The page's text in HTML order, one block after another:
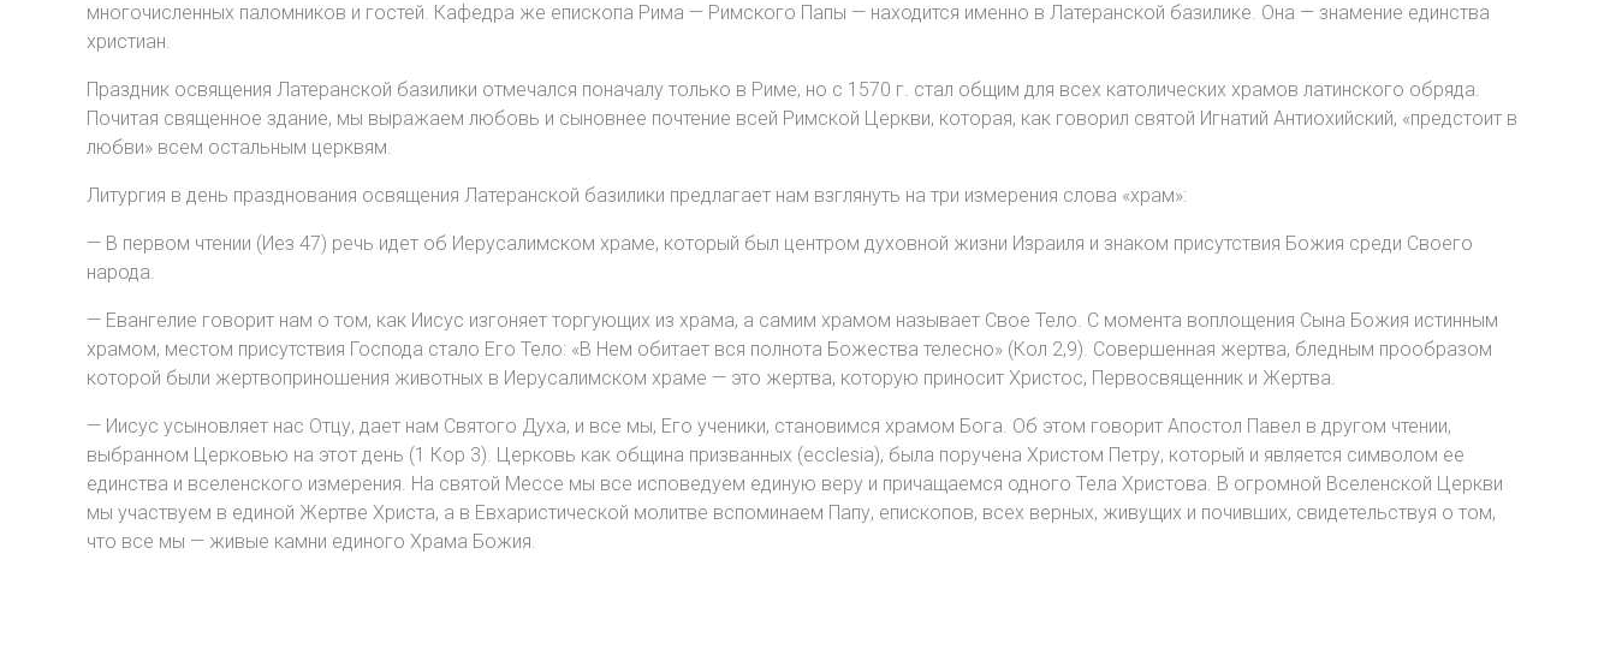
многочисленных паломников и гостей. Кафедра же епископа Рима — Римского Папы — находится именно в Латеранской базилике. Она — знамение единства
христиан.
Праздник освящения Латеранской базилики отмечался поначалу только в Риме, но с 1570 г. стал общим для всех католических храмов латинского обряда.
Почитая священное здание, мы выражаем любовь и сыновнее почтение всей Римской Церкви, которая, как говорил святой Игнатий Антиохийский, «предстоит в
любви» всем остальным церквям.
Литургия в день празднования освящения Латеранской базилики предлагает нам взглянуть на три измерения слова «храм»:
— В первом чтении (Иез 47) речь идет об Иерусалимском храме, который был центром духовной жизни Израиля и знаком присутствия Божия среди Своего
народа.
— Евангелие говорит нам о том, как Иисус изгоняет торгующих из храма, а самим храмом называет Свое Тело. С момента воплощения Сына Божия истинным
храмом, местом присутствия Господа стало Его Тело: «В Нем обитает вся полнота Божества телесно» (Кол 2,9). Совершенная жертва, бледным прообразом
которой были жертвоприношения животных в Иерусалимском храме — это жертва, которую приносит Христос, Первосвященник и Жертва.
— Иисус усыновляет нас Отцу, дает нам Святого Духа, и все мы, Его ученики, становимся храмом Бога. Об этом говорит Апостол Павел в другом чтении,
выбранном Церковью на этот день (1 Кор 3). Церковь как община призванных (ecclesia), была поручена Христом Петру, который и является символом ее
единства и вселенского измерения. На святой Мессе мы все исповедуем единую веру и причащаемся одного Тела Христова. В огромной Вселенской Церкви
мы участвуем в единой Жертве Христа, а в Евхаристической молитве вспоминаем Папу, епископов, всех верных, живущих и почивших, свидетельствуя о том,
что все мы — живые камни единого Храма Божия.